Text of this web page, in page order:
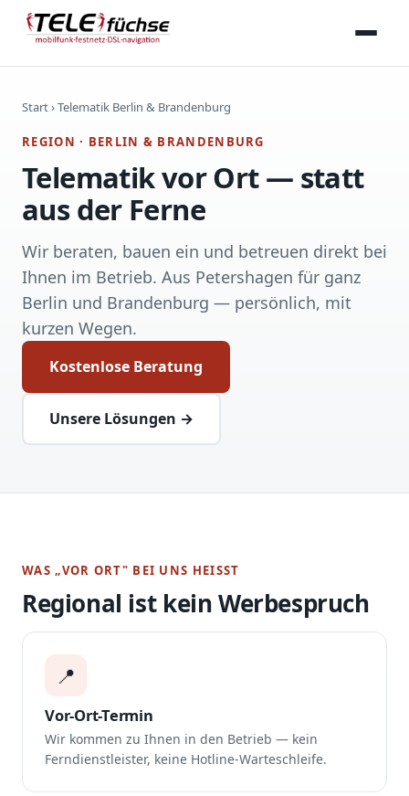
Start› Telematik Berlin & Brandenburg
REGION · BERLIN & BRANDENBURG
Telematik vor Ort — statt
aus der Ferne
Wir beraten, bauen ein und betreuen direkt bei
Ihnen im Betrieb. Aus Petershagen für ganz
Berlin und Brandenburg — persönlich, mit
kurzen Wegen.
Kostenlose Beratung
Unsere Lösungen →
WAS „VOR ORT" BEI UNS HEISST
Regional ist kein Werbespruch
📍
Vor-Ort-Termin
Wir kommen zu Ihnen in den Betrieb — kein
Ferndienstleister, keine Hotline-Warteschleife.